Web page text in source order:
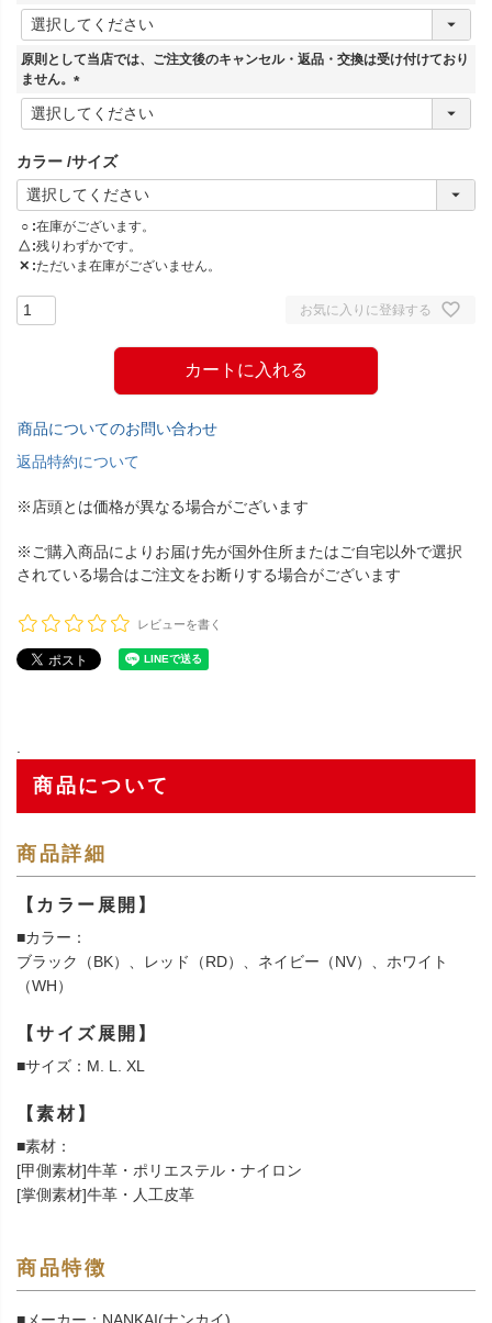
(
須
原則として当店では、ご注文後のキャンセル・返品・交換は受け付けており
ません。
(
必
)
カラー サイズ
○ 在庫がございます。
△ 残りわずかです。
✕ ただいま在庫がございません。
お気に入りに登録する
カートに入れる
商品についてのお問い合わせ
返品特約について
※店頭とは価格が異なる場合がございます
※ご購入商品によりお届け先が国外住所またはご自宅以外で選択
されている場合はご注文をお断りする場合がございます
レビューを書く
.
商品について
商品詳細
【カラー展開】
■カラー：
ブラック（BK）、レッド（RD）、ネイビー（NV）、ホワイト
（WH）
【サイズ展開】
■サイズ：M. L. XL
【素材】
■素材：
[甲側素材]牛革・ポリエステル・ナイロン
[掌側素材]牛革・人工皮革
商品特徴